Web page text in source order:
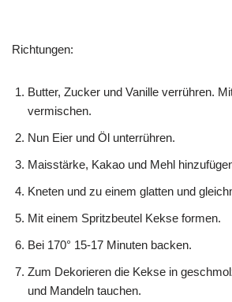
Richtungen:
Butter, Zucker und Vanille verrühren.
vermischen.
Nun Eier und Öl unterrühren.
Maisstärke, Kakao und Mehl
Kneten und zu einem glatten und
Mit einem Spritzbeutel Kekse formen.
Bei 170° 15-17 Minuten backen.
Zum Dekorieren die Kekse in
und Mandeln tauchen.